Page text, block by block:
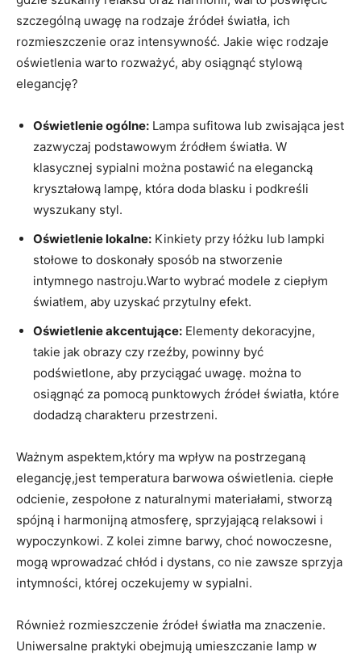
szczególną uwagę na rodzaje źródeł światła, ich
rozmieszczenie oraz intensywność. Jakie więc rodzaje
oświetlenia warto rozważyć, aby osiągnąć stylową
elegancję?
Oświetlenie ogólne: Lampa sufitowa lub zwisająca jest
zazwyczaj podstawowym źródłem światła. W
klasycznej sypialni można postawić na elegancką
kryształową lampę, która doda blasku i podkreśli
wyszukany styl.
Oświetlenie lokalne: Kinkiety przy łóżku lub lampki
stołowe to doskonały sposób na stworzenie
intymnego nastroju.Warto wybrać modele z ciepłym
światłem, aby uzyskać przytulny efekt.
Oświetlenie akcentujące: Elementy dekoracyjne,
takie jak obrazy czy rzeźby, powinny być
podświetlone, aby przyciągać uwagę. można to
osiągnąć za pomocą punktowych źródeł światła, które
dodadzą charakteru przestrzeni.
Ważnym aspektem,który ma wpływ na postrzeganą
elegancję,jest temperatura barwowa oświetlenia. ciepłe
odcienie, zespołone z naturalnymi materiałami, stworzą
spójną i harmonijną atmosferę, sprzyjającą relaksowi i
wypoczynkowi. Z kolei zimne barwy, choć nowoczesne,
mogą wprowadzać chłód i dystans, co nie zawsze sprzyja
intymności, której oczekujemy w sypialni.
Również rozmieszczenie źródeł światła ma znaczenie.
Uniwersalne praktyki obejmują umieszczanie lamp w